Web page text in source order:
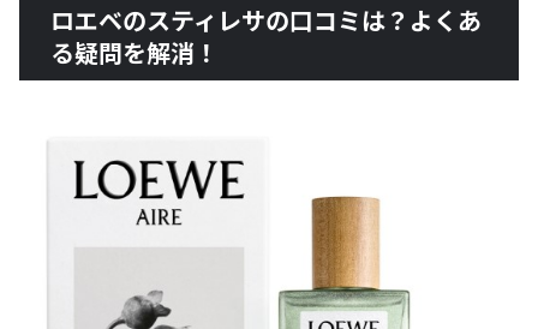
ロエベのスティレサの口コミは？よくあ
る疑問を解消！